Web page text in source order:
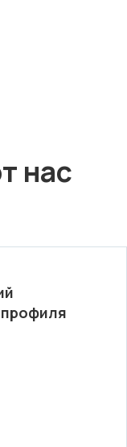
нас
профиля